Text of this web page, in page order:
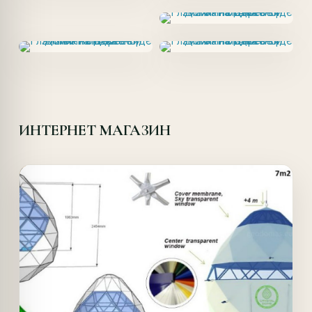
ИНТЕРНЕТ МАГАЗИН
Details
Offer!
Quick View